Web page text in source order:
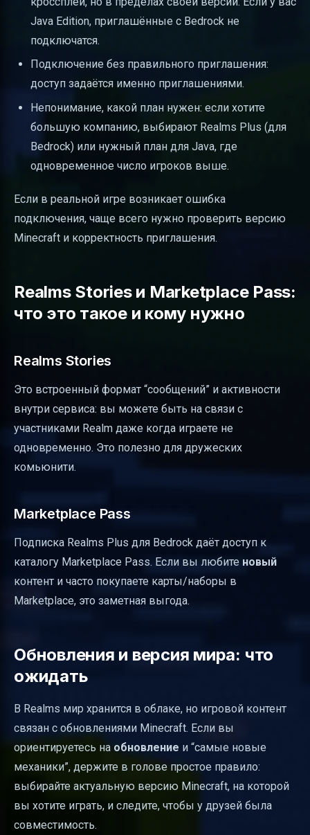
Java Edition, приглашённые с Bedrock не
подключатся.
Подключение без правильного приглашения:
доступ задаётся именно приглашениями.
Непонимание, какой план нужен: если хотите
большую компанию, выбирают Realms Plus (для
Bedrock) или нужный план для Java, где
одновременное число игроков выше.
Если в реальной игре возникает ошибка
подключения, чаще всего нужно проверить версию
Minecraft и корректность приглашения.
Realms Stories и Marketplace Pass:
что это такое и кому нужно
Realms Stories
Это встроенный формат “сообщений” и активности
внутри сервиса: вы можете быть на связи с
участниками Realm даже когда играете не
одновременно. Это полезно для дружеских
комьюнити.
Marketplace Pass
Подписка Realms Plus для Bedrock даёт доступ к
каталогу Marketplace Pass. Если вы любите новый
контент и часто покупаете карты/наборы в
Marketplace, это заметная выгода.
Обновления и версия мира: что
ожидать
В Realms мир хранится в облаке, но игровой контент
связан с обновлениями Minecraft. Если вы
ориентируетесь на обновление и “самые новые
механики”, держите в голове простое правило:
выбирайте актуальную версию Minecraft, на которой
вы хотите играть, и следите, чтобы у друзей была
совместимость.